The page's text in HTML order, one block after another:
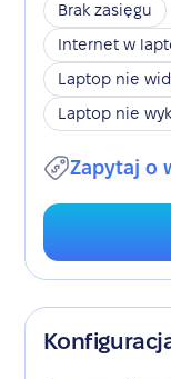
Brak zasięgu
Internet w
Laptop nie
Laptop nie
Zapytaj o